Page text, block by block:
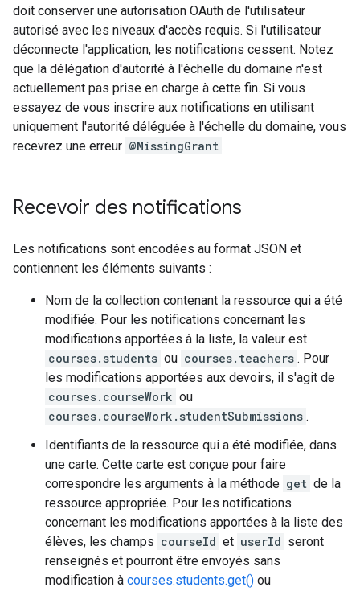
doit conserver une autorisation OAuth de l'utilisateur
autorisé avec les niveaux d'accès requis. Si l'utilisateur
déconnecte l'application, les notifications cessent. Notez
que la délégation d'autorité à l'échelle du domaine n'est
actuellement pas prise en charge à cette fin. Si vous
essayez de vous inscrire aux notifications en utilisant
uniquement l'autorité déléguée à l'échelle du domaine, vous
recevrez une erreur @MissingGrant .
Recevoir des notifications
Les notifications sont encodées au format JSON et
contiennent les éléments suivants :
Nom de la collection contenant la ressource qui a été
modifiée. Pour les notifications concernant les
modifications apportées à la liste, la valeur est
courses.students ou courses.teachers . Pour
les modifications apportées aux devoirs, il s'agit de
courses.courseWork ou
courses.courseWork.studentSubmissions .
Identifiants de la ressource qui a été modifiée, dans
une carte. Cette carte est conçue pour faire
correspondre les arguments à la méthode get de la
ressource appropriée. Pour les notifications
concernant les modifications apportées à la liste des
élèves, les champs courseId et userId seront
renseignés et pourront être envoyés sans
modification à courses.students.get() ou